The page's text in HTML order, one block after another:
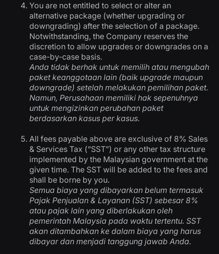
You are not entitled to select or alter an
alternative package (whether upgrading or
downgrading) after the selection of a package.
Notwithstanding, the Company reserves the
discretion to allow upgrades or downgrades on a
case-by-case basis.
Anda tidak berhak untuk memilih atau mengubah
paket keanggotaan lain (baik upgrade maupun
downgrade) setelah melakukan pemilihan paket.
Namun, Perusahaan memiliki hak sepenuhnya
untuk mengizinkan perubahan paket
berdasarkan kasus per kasus.
All fees payable above are exclusive of 8% Sales
& Services Tax (“SST”) or any other tax structure
implemented by the Malaysian government at the
given time. The SST will be added to the fees and
shall be borne by you.
Semua biaya yang dibayarkan belum termasuk
Pajak Penjualan & Layanan (SST) sebesar 8%
atau pajak lain yang diberlakukan oleh
pemerintah Malaysia pada waktu tertentu. SST
akan ditambahkan ke dalam biaya yang harus
dibayar dan menjadi tanggung jawab Anda.